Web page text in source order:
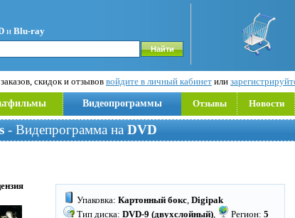
и Blu-ray
скидок и отзывов войдите в личный кабинет или
Видеопрограммы Отзывы Новости
- Видепрограмма на DVD
Упаковка: Картонный бокс, Digipak
Тип диска: DVD-9 (двухслойный), Регион: 5